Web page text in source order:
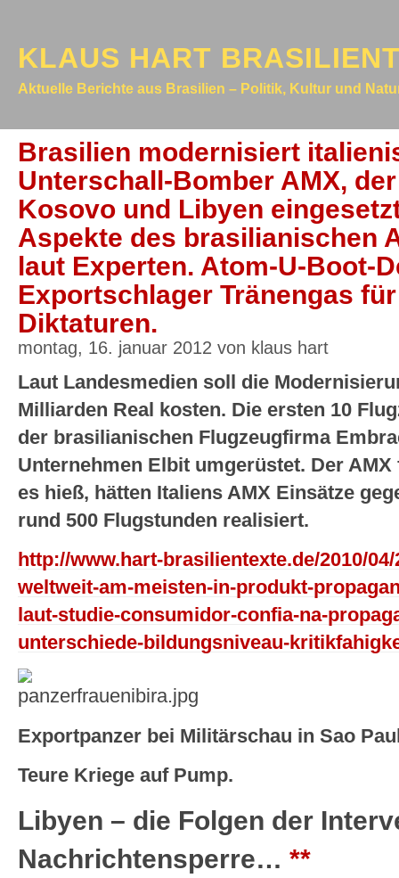
KLAUS HART
Aktuelle Berichte aus Brasilien – Politik, Kultur und
Brasilien modernisiert
Unterschall-Bomber AMX,
Kosovo und Libyen
Aspekte des brasilianischen
laut Experten. Atom-U-Boot-
Exportschlager Tränengas
Diktaturen.
montag, 16. januar 2012 von klaus hart
Laut Landesmedien soll die
Milliarden Real kosten. Die ersten 10
der brasilianischen Flugzeugfirma
Unternehmen Elbit umgerüstet. Der
es hieß, hätten Italiens AMX Einsätze
rund 500 Flugstunden realisiert.
http://www.hart-brasilientexte.de/2010/
weltweit-am-meisten-in-produkt-
laut-studie-consumidor-confia-na-
unterschiede-bildungsniveau-
Exportpanzer bei Militärschau in Sao
Teure Kriege auf Pump.
Libyen – die Folgen der
Nachrichtensperre… **